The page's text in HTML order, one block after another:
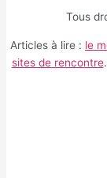
Tous
Articles à lire : le
sites de rencontre